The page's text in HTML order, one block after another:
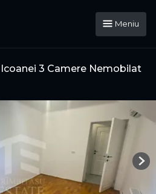
Meniu
3 Camere Nemobilat